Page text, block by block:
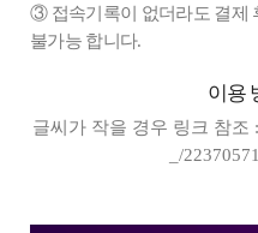
③ 접속기록이 없더라도 결제
불가능 합니다.
이용
글씨가 작을 경우 링크 참조 :
_/